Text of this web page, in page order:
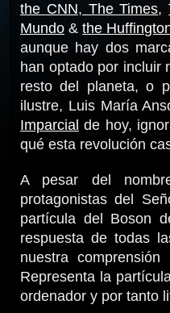
the CNN, The Times,
Mundo &the
aunque hay dos
han optado por incluir
resto del planeta, o
ilustre, Luis María
Imparcial de hoy,
qué esta revolución
A pesar del
protagonistas del
partícula del Boson
respuesta de todas
nuestra
Representa la
ordenador y por tanto